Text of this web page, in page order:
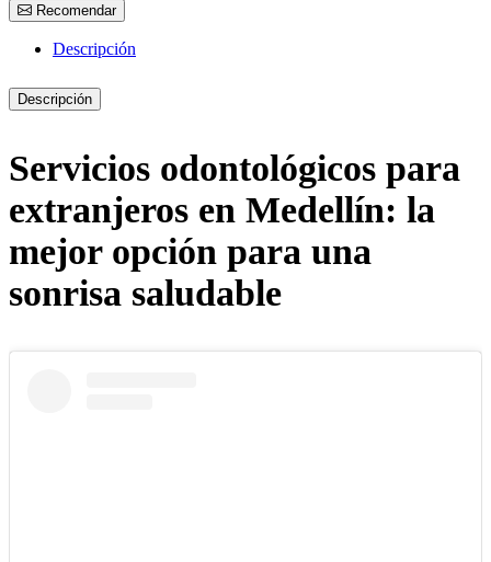
Recomendar
Descripción
Descripción
Servicios odontológicos para
extranjeros en Medellín: la
mejor opción para una
sonrisa saludable